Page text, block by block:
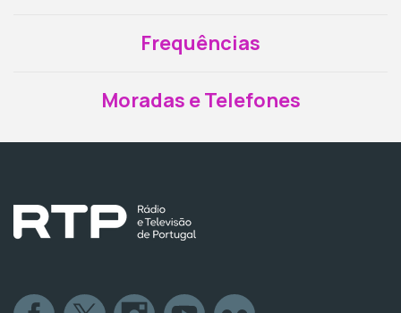
Frequências
Moradas e Telefones